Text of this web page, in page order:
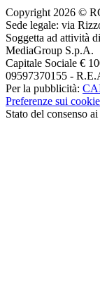
Copyright 2026 ©
Sede legale: via
Soggetta ad attività
MediaGroup S.p.A.
Capitale Sociale €
09597370155 -
Per la pubblicità:
Preferenze sui cookie
Stato del consenso